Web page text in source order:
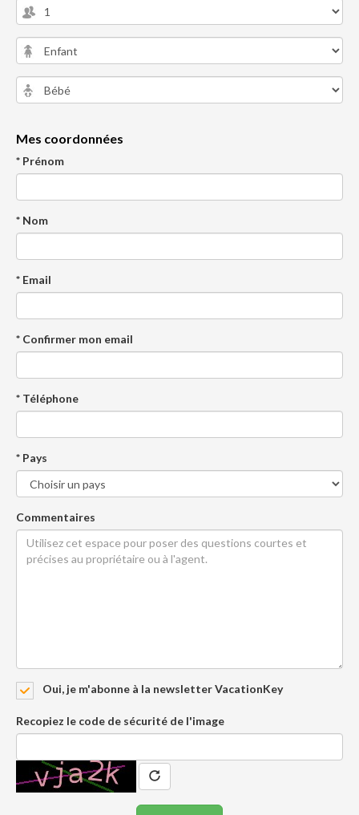
Mes coordonnées
* Prénom
* Nom
* Email
* Confirmer mon email
* Téléphone
* Pays
Commentaires
Oui, je m'abonne à la newsletter VacationKey
Recopiez le code de sécurité de l'image